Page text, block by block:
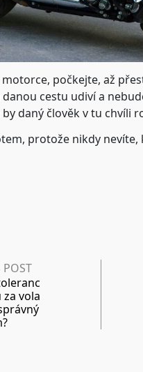
počkejte, až
cestu udiví a
daný člověk v tu chvíli
protože nikdy
POST
vola